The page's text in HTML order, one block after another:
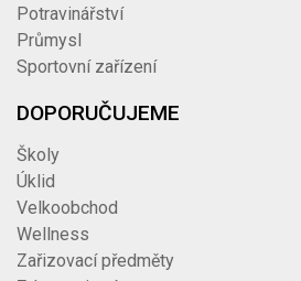
Potravinářství
Průmysl
Sportovní zařízení
DOPORUČUJEME
Školy
Úklid
Velkoobchod
Wellness
Zařizovací předměty